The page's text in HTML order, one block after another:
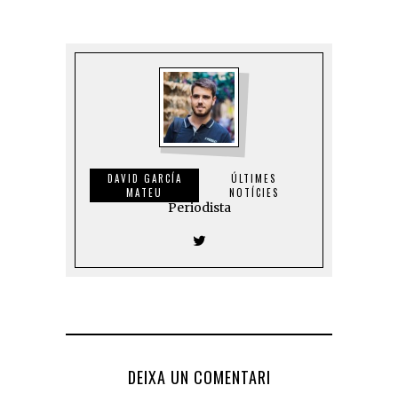
DAVID GARCÍA
MATEU
ÚLTIMES
NOTÍCIES
Periodista
DEIXA UN COMENTARI